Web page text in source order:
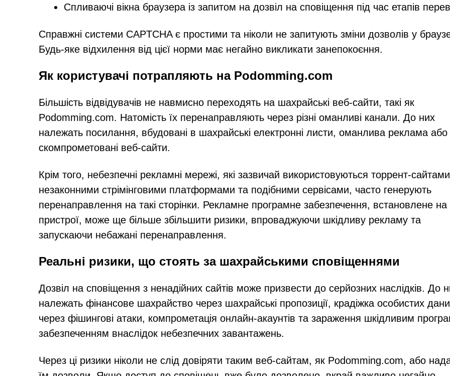
Спливаючі вікна браузера із запитом на дозвіл на сповіщення під час етапів
Справжні системи CAPTCHA є простими та ніколи не запитують зміни дозволів у
Будь-яке відхилення від цієї норми має негайно викликати занепокоєння.
Як користувачі потрапляють на Podomming.com
Більшість відвідувачів не навмисно переходять на шахрайські веб-сайти, такі як
Podomming.com. Натомість їх перенаправляють через різні оманливі канали. До них
належать посилання, вбудовані в шахрайські електронні листи, оманлива реклама або
скомпрометовані веб-сайти.
Крім того, небезпечні рекламні мережі, які зазвичай використовуються торрент-
незаконними стрімінговими платформами та подібними сервісами, часто генерують
перенаправлення на такі сторінки. Рекламне програмне забезпечення, встановлене на
пристрої, може ще більше збільшити ризики, впроваджуючи шкідливу рекламу та
запускаючи небажані перенаправлення.
Реальні ризики, що стоять за шахрайськими сповіщеннями
Дозвіл на сповіщення з ненадійних сайтів може призвести до серйозних наслідків. До
належать фінансове шахрайство через шахрайські пропозиції, крадіжка особистих
через фішингові атаки, компрометація онлайн-акаунтів та зараження шкідливим
забезпеченням внаслідок небезпечних завантажень.
Через ці ризики ніколи не слід довіряти таким веб-сайтам, як Podomming.com, або